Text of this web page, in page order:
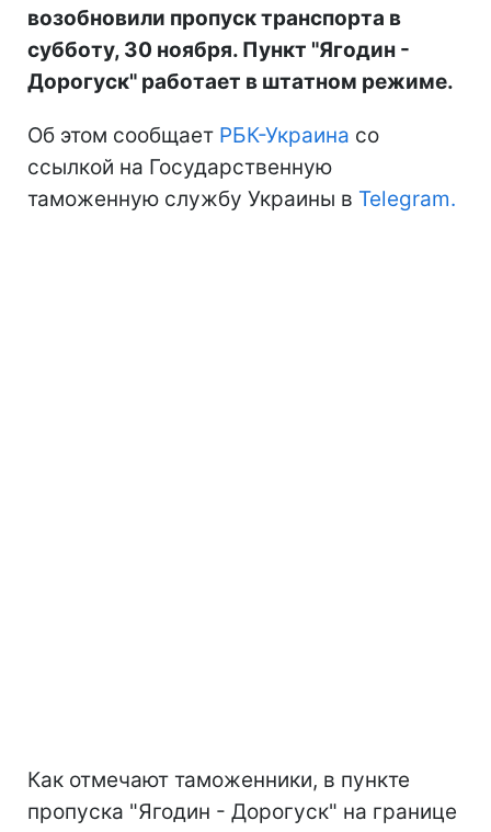
возобновили пропуск транспорта в
субботу, 30 ноября. Пункт "Ягодин -
Дорогуск" работает в штатном режиме.
Об этом сообщает РБК-Украина со
ссылкой на Государственную
таможенную службу Украины в Telegram.
Как отмечают таможенники, в пункте
пропуска "Ягодин - Дорогуск" на границе